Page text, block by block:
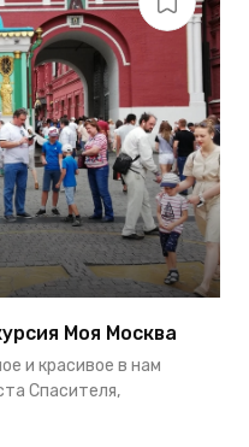
Моя Москва
и красивое в нам
Спасителя,